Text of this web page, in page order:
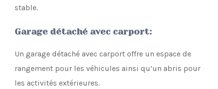
stable.
Garage détaché avec carport:
Un garage détaché avec carport offre un espace de
rangement pour les véhicules ainsi qu’un abris pour
les activités extérieures.